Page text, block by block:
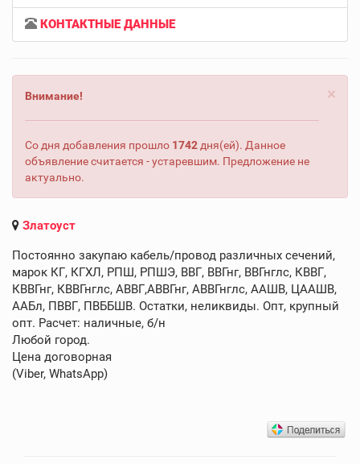
КОНТАКТНЫЕ ДАННЫЕ
×
Внимание!
Со дня добавления прошло 1742 дня(ей). Данное
объявление считается - устаревшим. Предложение не
актуально.
Златоуст
Постоянно закупаю кабель/провод различных сечений,
марок КГ, КГХЛ, РПШ, РПШЭ, ВВГ, ВВГнг, ВВГнглс, КВВГ,
КВВГнг, КВВГнглс, АВВГ,АВВГнг, АВВГнглс, ААШВ, ЦААШВ,
ААБл, ПВВГ, ПВББШВ. Остатки, неликвиды. Опт, крупный
опт. Расчет: наличные, б/н
Любой город.
Цена договорная
(Viber, WhatsApp)